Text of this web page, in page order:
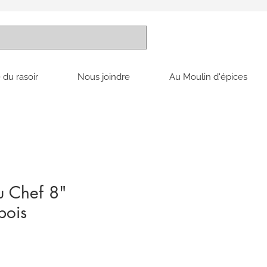
rasoir Nous joindre Au Moulin d'épices
Chef 8"